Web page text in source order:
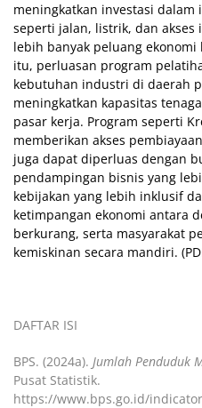
meningkatkan investasi
seperti jalan, listrik, dan akses
lebih banyak peluang ekonomi
itu, perluasan program
kebutuhan industri di daerah
meningkatkan kapasitas
pasar kerja. Program seperti
memberikan akses
juga dapat diperluas dengan
pendampingan bisnis yang
kebijakan yang lebih inklusif
ketimpangan ekonomi antara
berkurang, serta masyarakat
kemiskinan secara mandiri.
DAFTAR ISI
BPS. (2024a). Jumlah Penduduk
Pusat Statistik.
https://www.bps.go.id/